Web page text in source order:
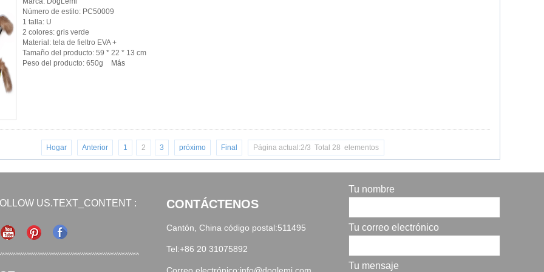
Número de estilo: PC50009
1 talla: U
2 colores: gris verde
Material: tela de fieltro EVA +
Tamaño del producto: 59 * 22 * ​​13 cm
Peso del producto: 650g
Más
Hogar Anterior 1 2 3 próximo Final Página actual:2/3 Total 28 elementos
US.TEXT_CONTENT : CONTÁCTENOS
Cantón, China código postal:511495
Tel:+86 20 31075892
Tu nombre
Tu correo electrónico
Tu mensaje